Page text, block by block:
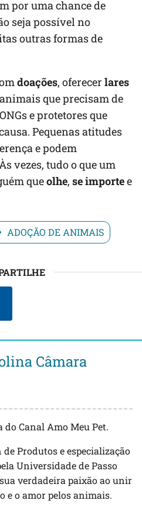
por uma chance de
seja possível no
outras formas de
doações, oferecer lares
que precisam de
e protetores que
Pequenas atitudes
e podem
vezes, tudo o que um
queolhe, se importee
ADOÇÃO DE ANIMAIS
Câmara
do Canal Amo Meu Pet.
Produtos e especialização
Universidade de Passo
verdadeira paixão ao unir
e o amor pelos animais.